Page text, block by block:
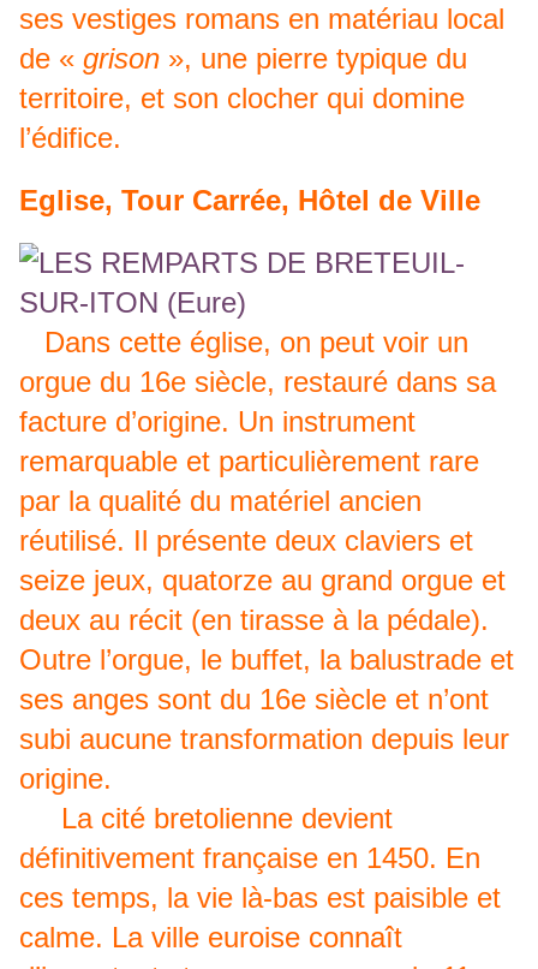
ses vestiges romans en matériau local
de « grison », une pierre typique du
territoire, et son clocher qui domine
l’édifice.
Eglise, Tour Carrée, Hôtel de Ville
Dans cette église, on peut voir un
orgue du 16e siècle, restauré dans sa
facture d’origine. Un instrument
remarquable et particulièrement rare
par la qualité du matériel ancien
réutilisé. Il présente deux claviers et
seize jeux, quatorze au grand orgue et
deux au récit (en tirasse à la pédale).
Outre l’orgue, le buffet, la balustrade et
ses anges sont du 16e siècle et n’ont
subi aucune transformation depuis leur
origine.
La cité bretolienne devient
définitivement française en 1450. En
ces temps, la vie là-bas est paisible et
calme. La ville euroise connaît